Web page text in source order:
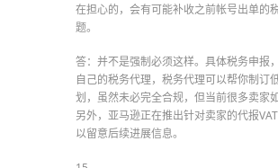
在担心的，会有可能补收之前帐号出单的
题。
答：并不是强制必须这样。具体税务申报
自己的税务代理，税务代理可以帮你制订
划，虽然未必完全合规，但当前很多卖家如
另外，亚马逊正在推出针对卖家的代报
以留意后续进展信息。